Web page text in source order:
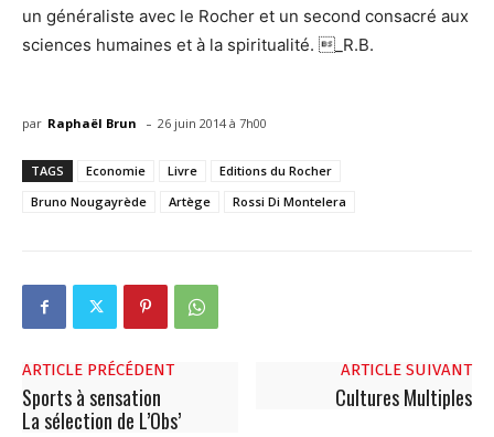
un généraliste avec le Rocher et un second consacré aux
sciences humaines et à la spiritualité. _R.B.
par Raphaël Brun - 26 juin 2014 à 7h00
TAGS Economie Livre
Editions du Rocher
Bruno Nougayrède
Artège Rossi Di Montelera
ARTICLE PRÉCÉDENT
Sports à sensation
La sélection de L’Obs’
ARTICLE SUIVANT
Cultures Multiples